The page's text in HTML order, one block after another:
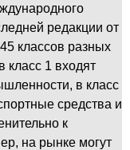
редакции от
классов разных
класс 1 входят
в класс
средства и
к
на рынке могут